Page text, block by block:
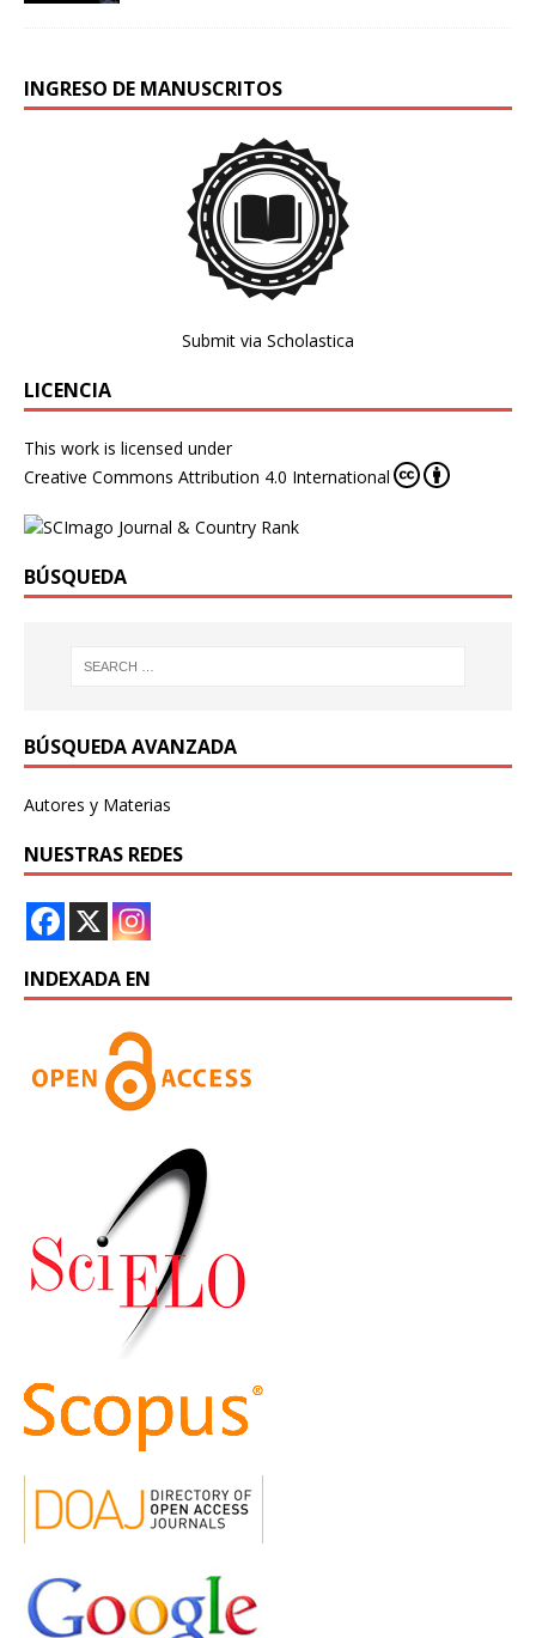
INGRESO DE MANUSCRITOS
Submit via Scholastica
LICENCIA
This work is licensed under
Creative Commons Attribution 4.0 International
BÚSQUEDA
BÚSQUEDA AVANZADA
Autores y Materias
NUESTRAS REDES
INDEXADA EN